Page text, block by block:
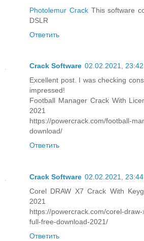
Photolemur CrackThis software
DSLR
Ответить
Crack Software 02.02.2021, 23:42
Excellent post. I was checking
impressed!
Football Manager Crack With
2021
https://powercrack.com/football-
download/
Ответить
Crack Software 02.02.2021, 23:44
Corel DRAW X7 Crack With
2021
https://powercrack.com/corel-
full-free-download-2021/
Ответить